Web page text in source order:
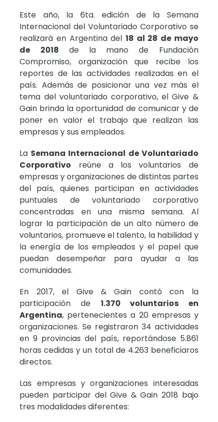
Este año, la 6ta. edición de la Semana
Internacional del Voluntariado Corporativo se
realizará en Argentina del 18 al 28 de mayo
de 2018 de la mano de Fundación
Compromiso, organización que recibe los
reportes de las actividades realizadas en el
país. Además de posicionar una vez más el
tema del voluntariado corporativo, el Give &
Gain brinda la oportunidad de comunicar y de
poner en valor el trabajo que realizan las
empresas y sus empleados.
La Semana Internacional de Voluntariado
Corporativo reúne a los voluntarios de
empresas y organizaciones de distintas partes
del país, quienes participan en actividades
puntuales de voluntariado corporativo
concentradas en una misma semana. Al
lograr la participación de un alto número de
voluntarios, promueve el talento, la habilidad y
la energía de los empleados y el papel que
puedan desempeñar para ayudar a las
comunidades.
En 2017, el Give & Gain contó con la
participación de 1.370 voluntarios en
Argentina, pertenecientes a 20 empresas y
organizaciones. Se registraron 34 actividades
en 9 provincias del país, reportándose 5.861
horas cedidas y un total de 4.263 beneficiaros
directos.
Las empresas y organizaciones interesadas
pueden participar del Give & Gain 2018 bajo
tres modalidades diferentes: